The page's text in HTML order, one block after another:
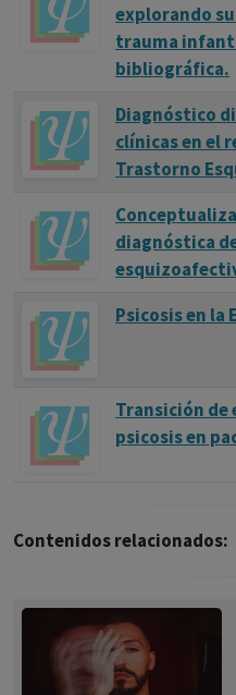
explorando
trauma
bibliográfica.
Diagnóstico
clínicas en el
Trastorno
diagnóstica
Psicosis en la
Transición de
psicosis en
Contenidos relacionados: